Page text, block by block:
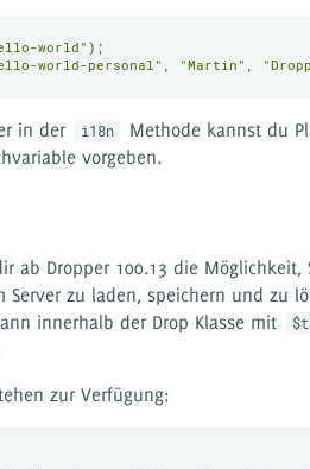
world"
world-personal" , "Martin" ,
in der i18n
Methode kannst du
vorgeben.
ab Dropper 100.13 die
Server zu laden, speichern und zu
innerhalb der Drop Klasse mit
zur Verfügung: